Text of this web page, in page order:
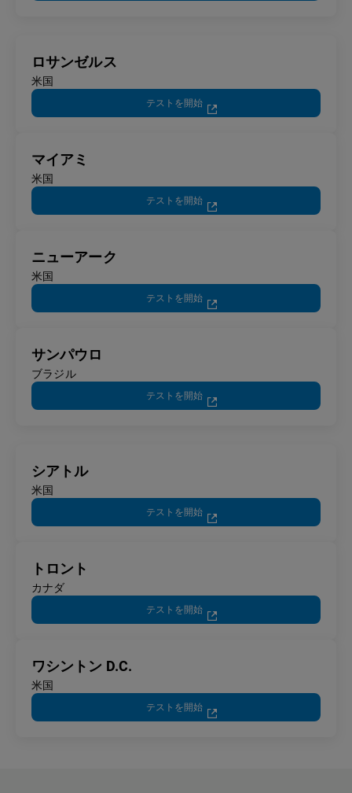
ロサンゼルス
米国
テストを開始
マイアミ
米国
テストを開始
ニューアーク
米国
テストを開始
サンパウロ
ブラジル
テストを開始
シアトル
米国
テストを開始
トロント
カナダ
テストを開始
ワシントン D.C.
米国
テストを開始